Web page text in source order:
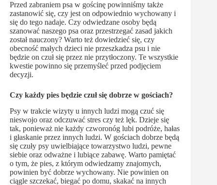
Przed zabraniem psa w gościnę powinniśmy także
zastanowić się, czy jest on odpowiednio wychowany i
się do tego nadaje. Czy odwiedzane osoby będą
szanować naszego psa oraz przestrzegać zasad jakich
został nauczony? Warto też dowiedzieć się, czy
obecność małych dzieci nie przeszkadza psu i nie
będzie on czuł się przez nie przytłoczony. Te wszystkie
kwestie powinno się przemyśleć przed podjęciem
decyzji.
Czy każdy pies będzie czuł się dobrze w gościach?
Psy w trakcie wizyty u innych ludzi mogą czuć się
nieswojo oraz odczuwać stres czy też lęk. Dzieje się
tak, ponieważ nie każdy czworonóg lubi podróże, hałas
i głaskanie przez innych ludzi. W gościach dobrze będą
się czuły psy uwielbiające towarzystwo ludzi, pewne
siebie oraz odważne i lubiące zabawę. Warto pamiętać
o tym, że pies, z którym odwiedzamy znajomych,
powinien być dobrze wychowany. Nie powinien on
ciągle szczekać, biegać po domu, skakać na innych